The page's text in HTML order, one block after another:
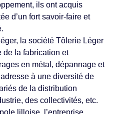
ils ont acquis
d’un fort savoir-faire et
la société Tôlerie Léger
de la fabrication et
en métal, dépannage et
à une diversité de
de la distribution
des collectivités, etc.
lilloise, l’entreprise